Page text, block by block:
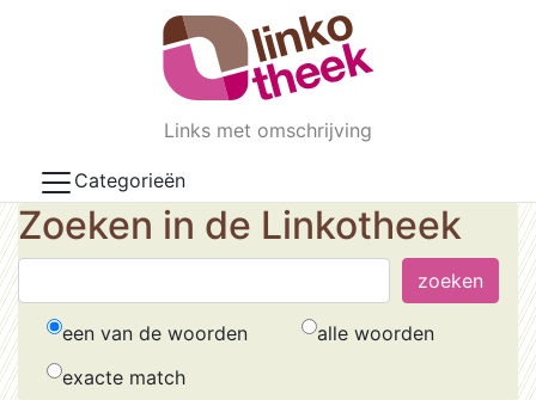
Skip to main content
Links met omschrijving
Categorieën
Zoeken in de Linkotheek
een van de woorden
alle woorden
exacte match